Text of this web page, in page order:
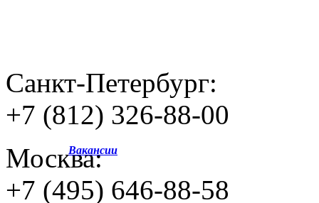
Санкт-Петербург:
+7 (812) 326-88-00
Москва:
+7 (495) 646-88-58
Вакансии